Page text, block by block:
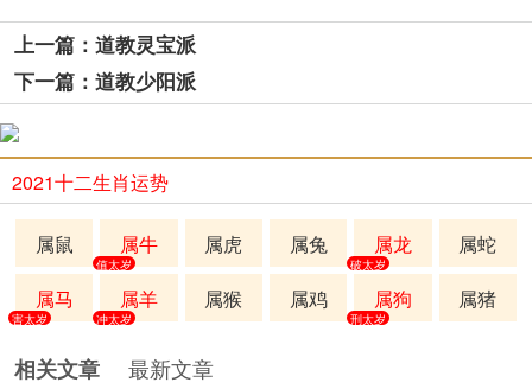
上一篇：道教灵宝派
下一篇：道教少阳派
2021十二生肖运势
属鼠 属牛
值太岁
属虎 属兔 属龙
破太岁
属蛇
属马
害太岁
属羊
冲太岁
属猴 属鸡 属狗
刑太岁
属猪
相关文章 最新文章